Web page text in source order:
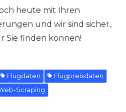
heute mit Ihren
und wir sind sicher,
Sie finden können!
Flugdaten
Flugpreisdaten
Scraping